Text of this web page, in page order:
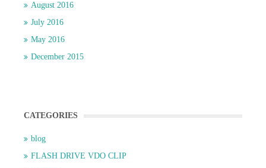
August 2016
July 2016
May 2016
December 2015
CATEGORIES
blog
FLASH DRIVE VDO CLIP